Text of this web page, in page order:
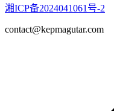
湘ICP备2024041061号-2
contact@kepmagutar.com